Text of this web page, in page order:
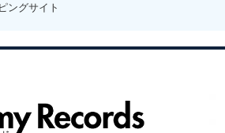
ングサイト